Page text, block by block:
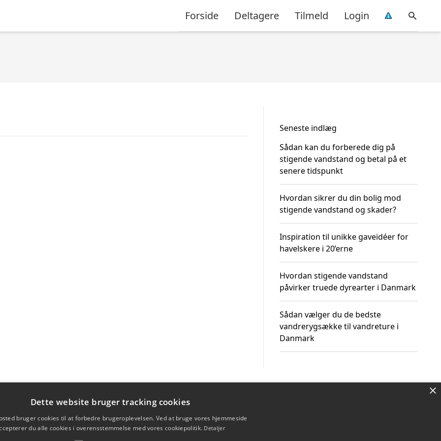
Forside Deltagere Tilmeld Login
Seneste indlæg
Sådan kan du forberede dig på
stigende vandstand og betal på et
senere tidspunkt
Hvordan sikrer du din bolig mod
stigende vandstand og skader?
Inspiration til unikke gaveidéer for
havelskere i 20’erne
Hvordan stigende vandstand
påvirker truede dyrearter i Danmark
Sådan vælger du de bedste
vandrerygsække til vandreture i
Danmark
×
Dette website bruger tracking cookies
bruger cookies til at forbedre brugeroplevelsen. Ved at bruge vores hjemmeside
du alle cookies i overensstemmelse med vores cookiepolitik. Detaljer